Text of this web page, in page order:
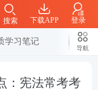
下载APP 登录
搜索
学习笔记
导航
：宪法常考考